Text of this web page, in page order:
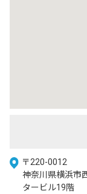
〒220-0012
神奈川県横浜市
タービル19階